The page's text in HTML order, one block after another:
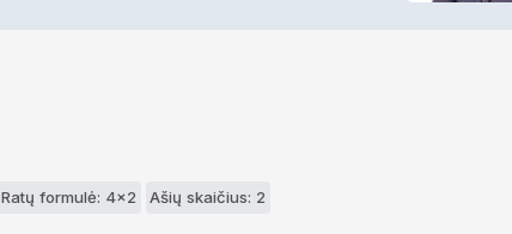
Ratų formulė: 4x2 Ašių skaičius: 2